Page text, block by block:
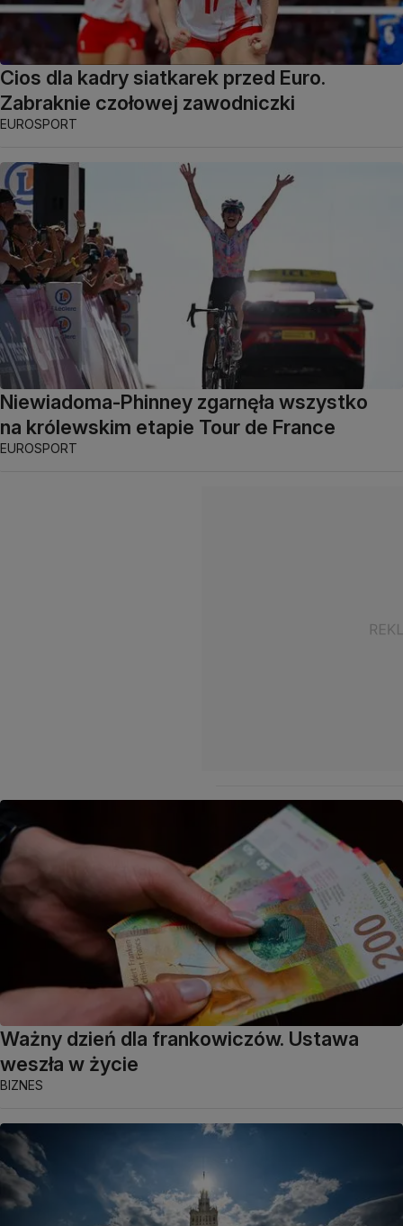
Cios dla kadry siatkarek przed Euro.
Zabraknie czołowej zawodniczki
EUROSPORT
Niewiadoma-Phinney zgarnęła wszystko
na królewskim etapie Tour de France
EUROSPORT
Ważny dzień dla frankowiczów. Ustawa
weszła w życie
BIZNES